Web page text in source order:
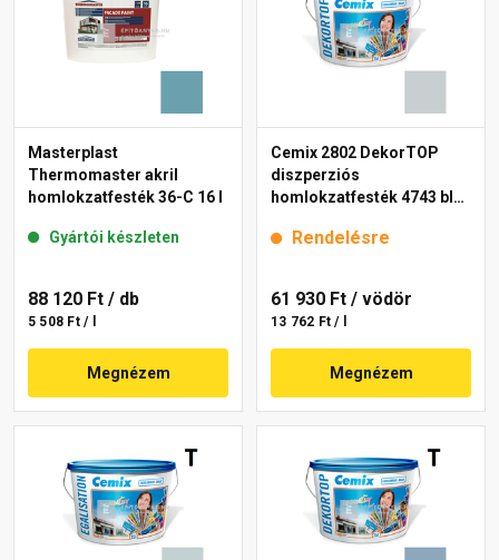
Masterplast
Thermomaster akril
homlokzatfesték 36-C 16 l
Gyártói készleten
88 120 Ft / db
5 508 Ft / l
Megnézem
Cemix 2802 DekorTOP
diszperziós
homlokzatfesték 4743 blue
Rendelésre
61 930 Ft / vödör
13 762 Ft / l
Megnézem